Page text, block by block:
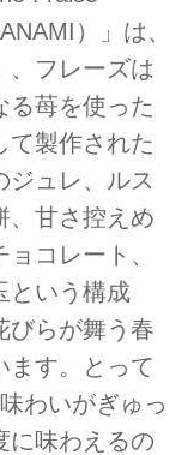
）」は、
、フレーズは
る苺を使った
て製作された
ジュレ、ルス
、甘さ控えめ
コレート、
という構成
びらが舞う春
ます。とって
わいがぎゅっ
に味わえるの